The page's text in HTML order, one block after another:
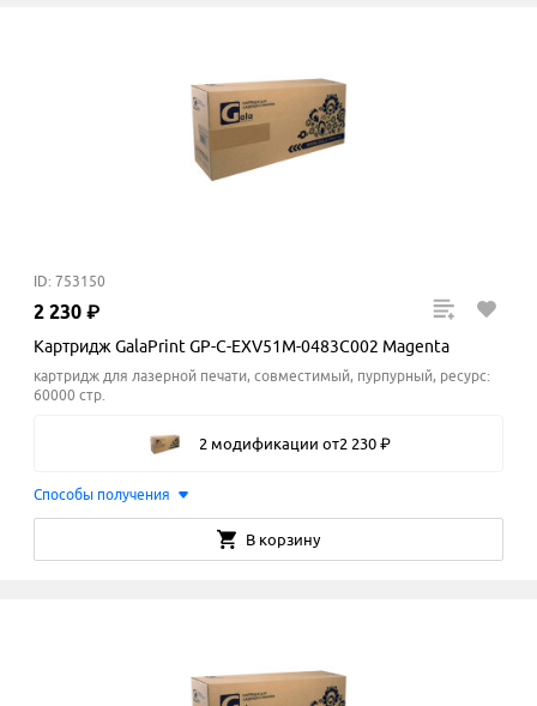
ID: 753150
2 230 ₽
Картридж GalaPrint GP-C-EXV51M-0483C002 Magenta
картридж для лазерной печати, совместимый, пурпурный, ресурс:
60000 стр.
2 модификации от2 230 ₽
Способы получения
В корзину